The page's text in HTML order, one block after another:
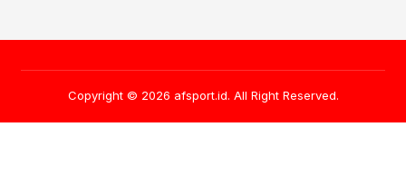
Copyright © 2026 afsport.id. All Right Reserved.